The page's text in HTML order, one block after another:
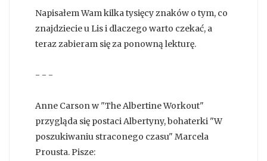
Napisałem Wam kilka tysięcy znaków o tym, co
znajdziecie u Lis i dlaczego warto czekać, a
teraz zabieram się za ponowną lekturę.
- - -
Anne Carson w "The Albertine Workout"
przygląda się postaci Albertyny, bohaterki "W
poszukiwaniu straconego czasu" Marcela
Prousta. Pisze: